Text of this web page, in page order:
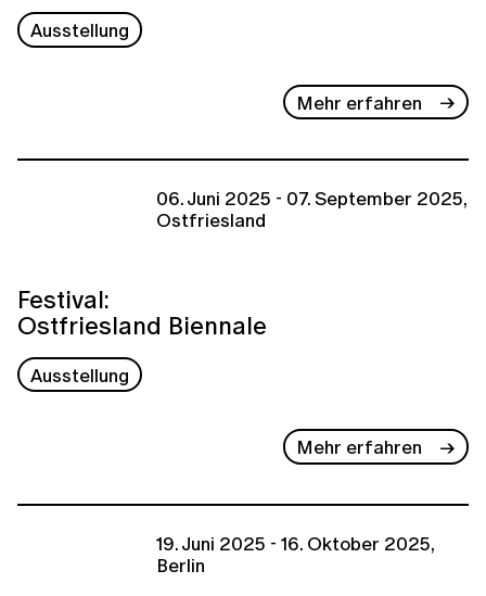
Ausstellung
Mehr erfahren
06. Juni 2025 - 07. September 2025,
Ostfriesland
Festival:
Ostfriesland Biennale
Ausstellung
Mehr erfahren
19. Juni 2025 - 16. Oktober 2025,
Berlin